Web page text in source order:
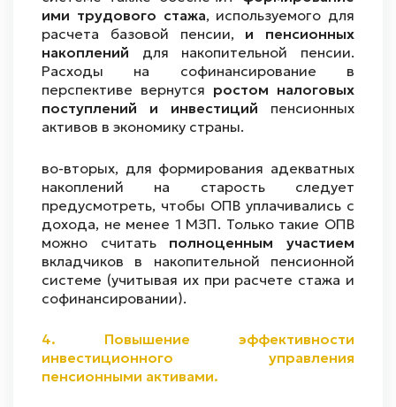
ими трудового стажа, используемого для
расчета базовой пенсии, и пенсионных
накоплений для накопительной пенсии.
Расходы на софинансирование в
перспективе вернутся ростом налоговых
поступлений и инвестиций пенсионных
активов в экономику страны.
во-вторых, для формирования адекватных
накоплений на старость следует
предусмотреть, чтобы ОПВ уплачивались с
дохода, не менее 1 МЗП. Только такие ОПВ
можно считать полноценным участием
вкладчиков в накопительной пенсионной
системе (учитывая их при расчете стажа и
софинансировании).
4.
Повышение эффективности
инвестиционного управления
пенсионными активами.